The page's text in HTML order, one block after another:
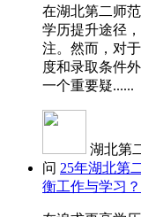
在湖北第二师
学历提升途径
注。然而，对
度和录取条件
一个重要疑......
湖北第
问 25年湖北第
衡工作与学习？